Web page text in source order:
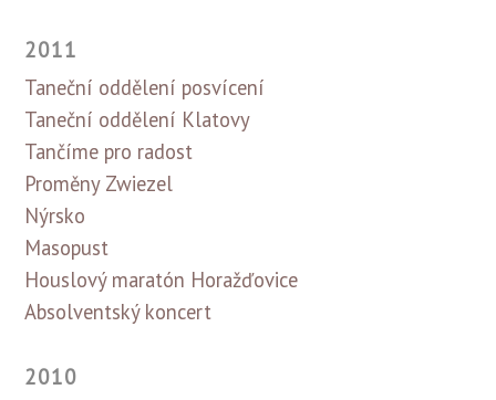
2011
Taneční oddělení posvícení
Taneční oddělení Klatovy
Tančíme pro radost
Proměny Zwiezel
Nýrsko
Masopust
Houslový maratón Horažďovice
Absolventský koncert
2010